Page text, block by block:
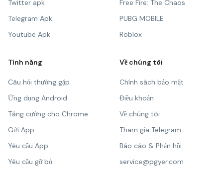
Twitter apk
Telegram Apk
Youtube Apk
Free Fire: The Chaos
PUBG MOBILE
Roblox
Tính năng
Câu hỏi thường gặp
Ứng dụng Android
Tăng cường cho Chrome
Gửi App
Yêu cầu App
Yêu cầu gỡ bỏ
Về chúng tôi
Chính sách bảo mật
Điều khoản
Về chúng tôi
Tham gia Telegram
Báo cáo & Phản hồi
service@pgyer.com